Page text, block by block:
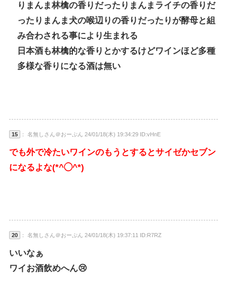
りまんま林檎の香りだったりまんまライチの香りだ
ったりまんま犬の喉辺りの香りだったりが酵母と組
み合わされる事により生まれる
日本酒も林檎的な香りとかするけどワインほど多種
多様な香りになる酒は無い
15 ： 名無しさん＠おーぷん 24/01/18(木) 19:34:29 ID:vHnE
でも外で冷たいワインのもうとするとサイゼかセブン
になるよな(*^◯^*)
20 ： 名無しさん＠おーぷん 24/01/18(木) 19:37:11 ID:R7RZ
いいなぁ
ワイお酒飲めへん😢